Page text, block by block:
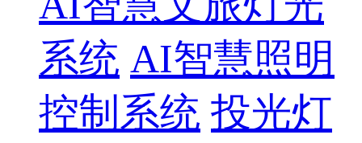
系统 AI智慧照明
控制系统 投光灯